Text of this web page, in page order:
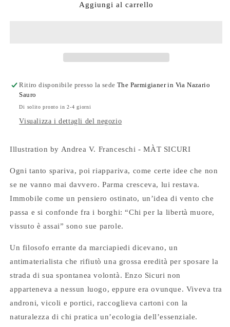
TheAggiungi al carrello
Ritiro disponibile presso la sedeThe Parmigianer in Via Nazario
Sauro
Di solito pronto in 2-4 giorni
Visualizza i dettagli del negozio
Illustration by Andrea V. Franceschi -MÀT SICURI
Ogni tanto spariva, poi riappariva, come certe idee che non
se ne vanno mai davvero. Parma cresceva, lui restava.
Immobile come un pensiero ostinato, un’idea di vento che
passa e si confonde fra i borghi: “Chi per la libertà muore,
vissuto è assai” sono sue parole.
Un filosofo errante da marciapiedi dicevano, un
antimaterialista che rifiutò una grossa eredità per sposare la
strada di sua spontanea volontà. Enzo Sicuri non
apparteneva a nessun luogo, eppure era ovunque. Viveva tra
androni, vicoli e portici, raccoglieva cartoni con la
naturalezza di chi pratica un’ecologia dell’essenziale.